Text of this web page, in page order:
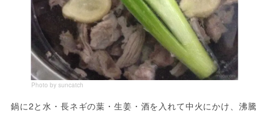
Photo by suncatch
鍋に2と水・長ネギの葉・生姜・酒を入れて中火にかけ、沸騰